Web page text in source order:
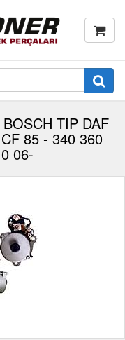
TIP DAF
85 - 340 360
06-